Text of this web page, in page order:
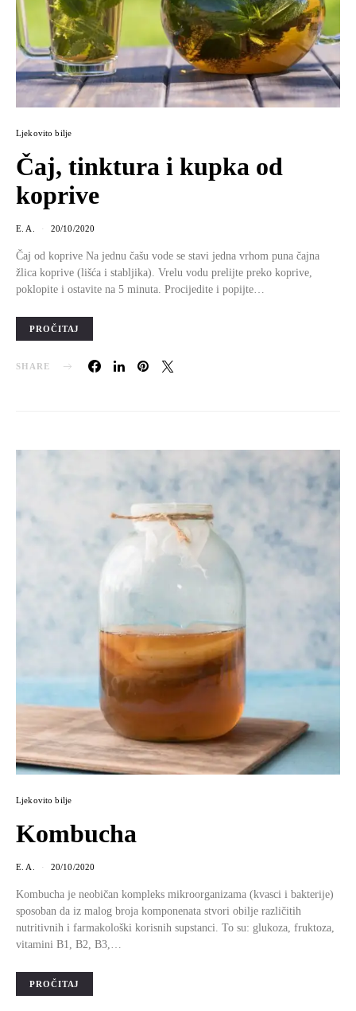
Ljekovito bilje
Čaj, tinktura i kupka od
koprive
E. A. 20/10/2020
Čaj od koprive Na jednu čašu vode se stavi jedna vrhom puna čajna
žlica koprive (lišća i stabljika). Vrelu vodu prelijte preko koprive,
poklopite i ostavite na 5 minuta. Procijedite i popijte…
PROČITAJ
SHARE
Ljekovito bilje
Kombucha
E. A. 20/10/2020
Kombucha je neobičan kompleks mikroorganizama (kvasci i bakterije)
sposoban da iz malog broja komponenata stvori obilje različitih
nutritivnih i farmakološki korisnih supstanci. To su: glukoza, fruktoza,
vitamini B1, B2, B3,…
PROČITAJ